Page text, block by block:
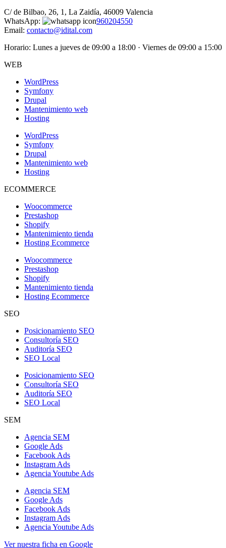
C/ de Bilbao, 26, 1, La Zaidía, 46009 Valencia
WhatsApp:
960204550
Email: contacto@idital.com
Horario: Lunes a jueves de 09:00 a 18:00 · Viernes de 09:00 a 15:00
WEB
WordPress
Symfony
Drupal
Mantenimiento web
Hosting
WordPress
Symfony
Drupal
Mantenimiento web
Hosting
ECOMMERCE
Woocommerce
Prestashop
Shopify
Mantenimiento tienda
Hosting Ecommerce
Woocommerce
Prestashop
Shopify
Mantenimiento tienda
Hosting Ecommerce
SEO
Posicionamiento SEO
Consultoría SEO
Auditoría SEO
SEO Local
Posicionamiento SEO
Consultoría SEO
Auditoría SEO
SEO Local
SEM
Agencia SEM
Google Ads
Facebook Ads
Instagram Ads
Agencia Youtube Ads
Agencia SEM
Google Ads
Facebook Ads
Instagram Ads
Agencia Youtube Ads
Ver nuestra ficha en Google